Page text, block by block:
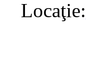
Locaţie: